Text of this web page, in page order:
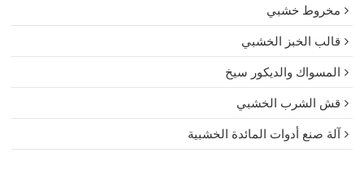
مخروط خشبي
قالب الخبز الخشبي
المسواك والديكور سيخ
قش الشرب الخشبي
آلة صنع أدوات المائدة الخشبية